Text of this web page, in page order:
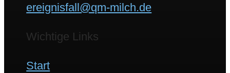
ereignisfall@qm-milch.de
Wichtige Links
Start